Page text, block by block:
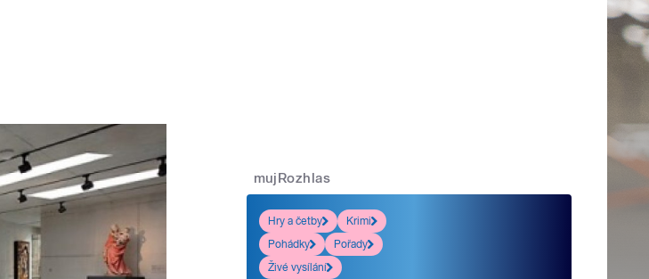
mujRozhlas
Hry a četby
Krimi
Pohádky
Pořady
Živé vysílání